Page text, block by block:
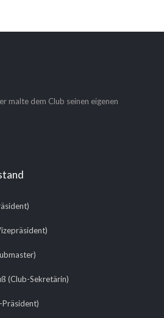
malte dem Club seinen eigenen
(Club-Sekretärin)